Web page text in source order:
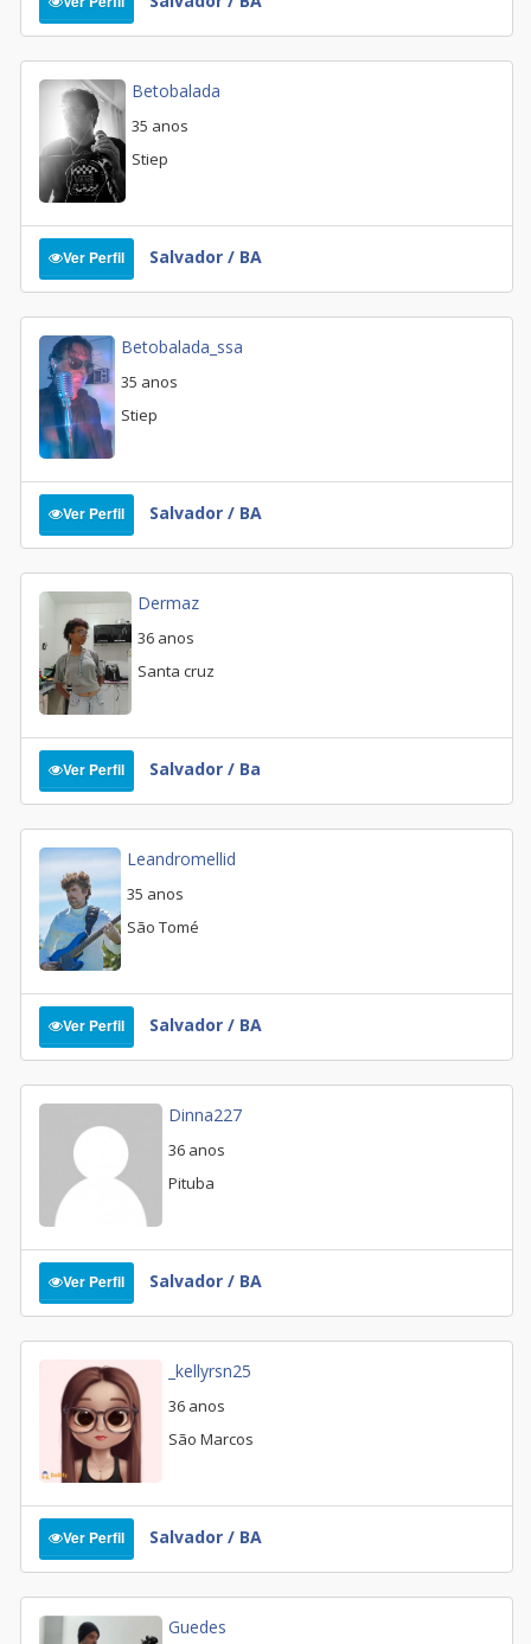
Betobalada
35 anos
Stiep
Ver Perfil Salvador / BA
Betobalada_ssa
35 anos
Stiep
Ver Perfil Salvador / BA
Dermaz
36 anos
Santa cruz
Ver Perfil Salvador / Ba
Leandromellid
35 anos
São Tomé
Ver Perfil Salvador / BA
Dinna227
36 anos
Pituba
Ver Perfil Salvador / BA
_kellyrsn25
36 anos
São Marcos
Ver Perfil Salvador / BA
Guedes